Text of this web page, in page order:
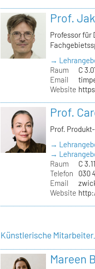
Prof.
Professor für
→
Raum
C
Email
Website
Prof.
Prof.
→
→
Raum
C 3.11
Telefon
030
Email
Website
Künstlerische
Mareen